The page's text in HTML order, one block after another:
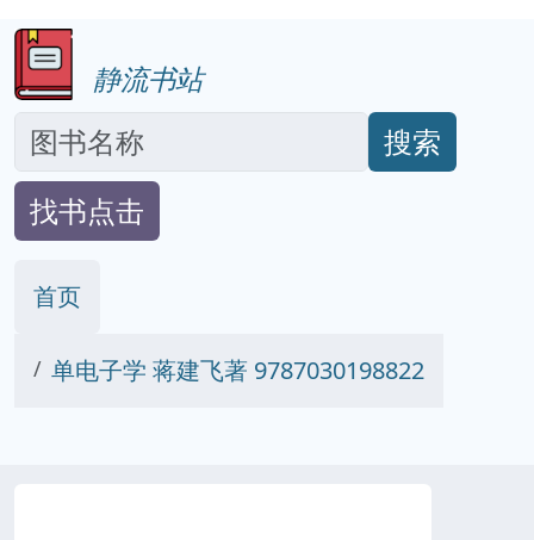
静流书站
搜索
找书点击
首页
单电子学 蒋建飞著 9787030198822